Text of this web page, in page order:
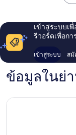
เข้าสู่ระบบเ
รีวอร์ดเพื่อกา
เข้าสู่ระบบ สมั
ข้อมูลในย่